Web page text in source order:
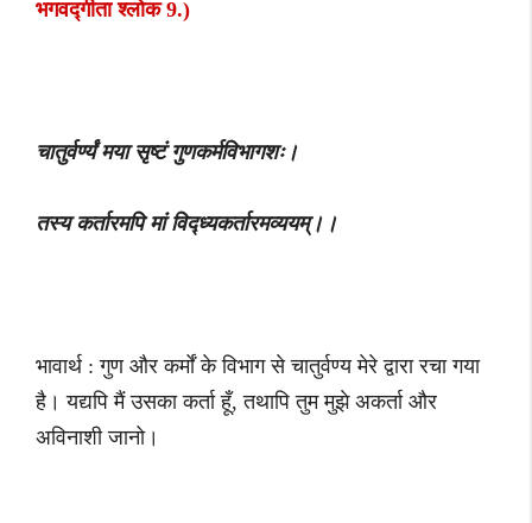
भगवद्गीता श्लोक 9.)
चातुर्वर्ण्यं मया सृष्टं गुणकर्मविभागशः।
तस्य कर्तारमपि मां विद्ध्यकर्तारमव्ययम्।।
भावार्थ : गुण और कर्मों के विभाग से चातुर्वण्य मेरे द्वारा रचा गया
है। यद्यपि मैं उसका कर्ता हूँ, तथापि तुम मुझे अकर्ता और
अविनाशी जानो।